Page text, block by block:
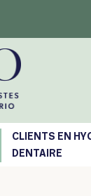
CLIENTS EN
DENTAIRE